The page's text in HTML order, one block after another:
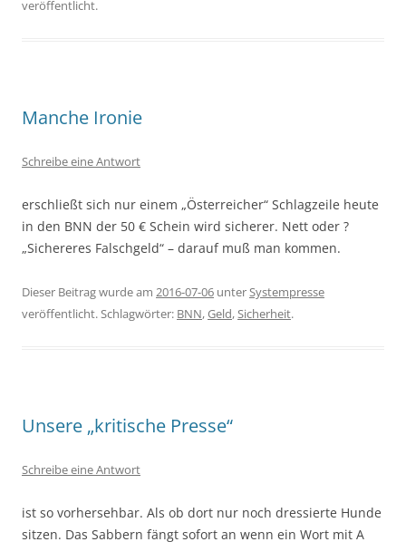
veröffentlicht.
Manche Ironie
Schreibe eine Antwort
erschließt sich nur einem „Österreicher“ Schlagzeile heute
in den BNN der 50 € Schein wird sicherer. Nett oder ?
„Sichereres Falschgeld“ – darauf muß man kommen.
Dieser Beitrag wurde am 2016-07-06 unterSystempresse
veröffentlicht. Schlagwörter: BNN,Geld,Sicherheit.
Unsere „kritische Presse“
Schreibe eine Antwort
ist so vorhersehbar. Als ob dort nur noch dressierte Hunde
sitzen. Das Sabbern fängt sofort an wenn ein Wort mit A